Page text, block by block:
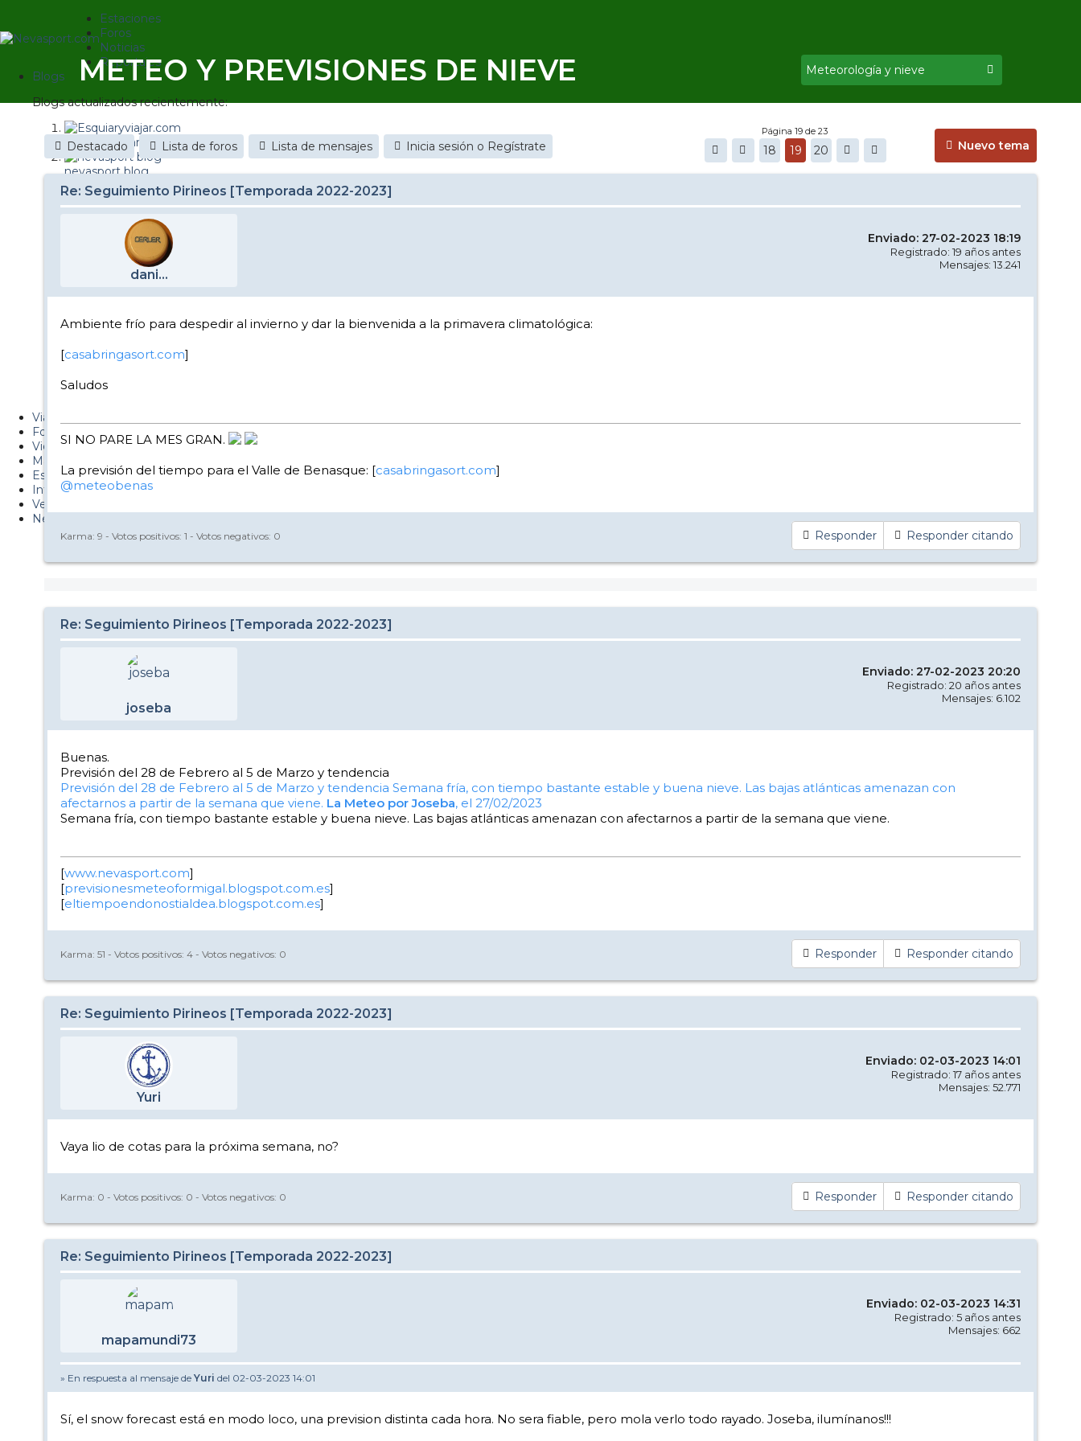
Estaciones
Foros
Noticias
Reportajes
Blogs
Blogs actualizados recientemente:
Esquiaryviajar.com
nevasport blog
Discovery Snow
It's a powder da
Nevasport Chile
Viajes
Fotos
Videos
Material
Esquí Pro
Infonieve
Verano
Nevalog
METEO Y PREVISIONES DE NIEVE
Nuevo tema
Destacado Lista de foros Lista de mensajes Inicia sesión o Regístrate
Página 19 de 23
18 19 20
Re: Seguimiento Pirineos [Temporada 2022-2023]
dani...
Enviado: 27-02-2023 18:19
Registrado: 19 años antes
Mensajes: 13.241
Ambiente frío para despedir al invierno y dar la bienvenida a la primavera climatológica:
[casabringasort.com]
Saludos
SI NO PARE LA MES GRAN.
La previsión del tiempo para el Valle de Benasque: [casabringasort.com]
@meteobenas
Responder Responder citando
Karma: 9 - Votos positivos: 1 - Votos negativos: 0
Re: Seguimiento Pirineos [Temporada 2022-2023]
joseba
Enviado: 27-02-2023 20:20
Registrado: 20 años antes
Mensajes: 6.102
Buenas.
Previsión del 28 de Febrero al 5 de Marzo y tendencia
Previsión del 28 de Febrero al 5 de Marzo y tendencia Semana fría, con tiempo bastante estable y buena nieve. Las bajas atlánticas amenazan con
afectarnos a partir de la semana que viene. La Meteo por Joseba, el 27/02/2023
Semana fría, con tiempo bastante estable y buena nieve. Las bajas atlánticas amenazan con afectarnos a partir de la semana que viene.
[www.nevasport.com]
[previsionesmeteoformigal.blogspot.com.es]
[eltiempoendonostialdea.blogspot.com.es]
Responder Responder citando
Karma: 51 - Votos positivos: 4 - Votos negativos: 0
Re: Seguimiento Pirineos [Temporada 2022-2023]
Yuri
Enviado: 02-03-2023 14:01
Registrado: 17 años antes
Mensajes: 52.771
Vaya lio de cotas para la próxima semana, no?
Responder Responder citando
Karma: 0 - Votos positivos: 0 - Votos negativos: 0
Re: Seguimiento Pirineos [Temporada 2022-2023]
mapamundi73
Enviado: 02-03-2023 14:31
Registrado: 5 años antes
Mensajes: 662
» En respuesta al mensaje de Yuri del 02-03-2023 14:01
Sí, el snow forecast está en modo loco, una prevision distinta cada hora. No sera fiable, pero mola verlo todo rayado. Joseba, ilumínanos!!!